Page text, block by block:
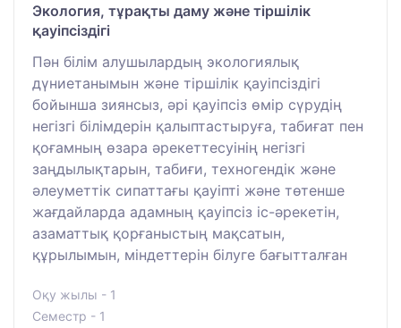
Экология, тұрақты даму және тіршілік
қауіпсіздігі
Пән білім алушылардың экологиялық
дүниетанымын және тіршілік қауіпсіздігі
бойынша зиянсыз, әрі қауіпсіз өмір сүрудің
негізгі білімдерін қалыптастыруға, табиғат пен
қоғамның өзара әрекеттесуінің негізгі
заңдылықтарын, табиғи, техногендік және
әлеуметтік сипаттағы қауіпті және төтенше
жағдайларда адамның қауіпсіз іс-әрекетін,
азаматтық қорғаныстың мақсатын,
құрылымын, міндеттерін білуге бағытталған
Оқу жылы - 1
Семестр - 1